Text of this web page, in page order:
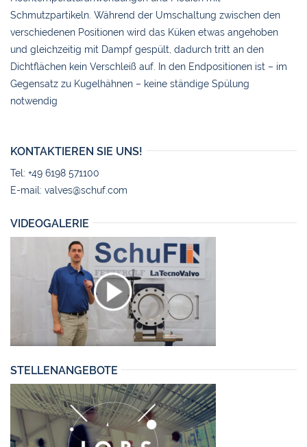
Schmutzpartikeln. Während der Umschaltung zwischen den
verschiedenen Positionen wird das Küken etwas angehoben
und gleichzeitig mit Dampf gespült, dadurch tritt an den
Dichtflächen kein Verschleiß auf. In den Endpositionen ist – im
Gegensatz zu Kugelhähnen – keine ständige Spülung
notwendig
KONTAKTIEREN SIE UNS!
Tel: +49 6198 571100
E-mail: valves@schuf.com
VIDEOGALERIE
STELLENANGEBOTE